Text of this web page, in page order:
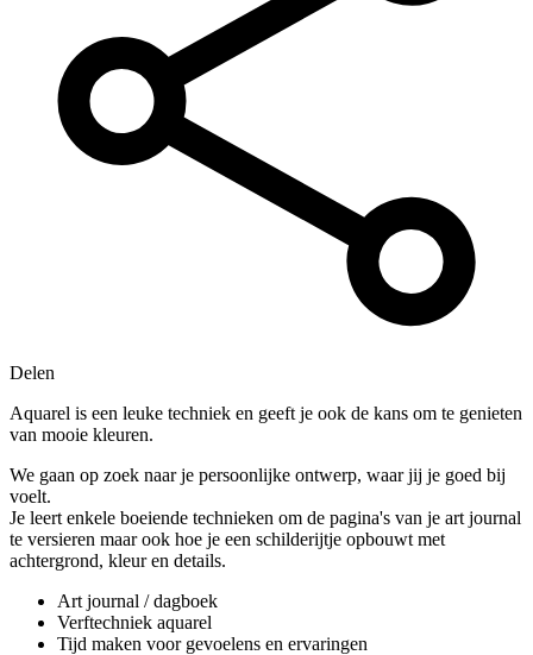
Delen
Aquarel is een leuke techniek en geeft je ook de kans om te genieten
van mooie kleuren.
We gaan op zoek naar je persoonlijke ontwerp, waar jij je goed bij
voelt.
Je leert enkele boeiende technieken om de pagina's van je art journal
te versieren maar ook hoe je een schilderijtje opbouwt met
achtergrond, kleur en details.
Art journal / dagboek
Verftechniek aquarel
Tijd maken voor gevoelens en ervaringen